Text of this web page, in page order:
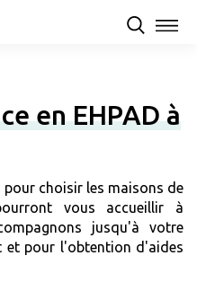
en EHPAD à
choisir les maisons de
vous accueillir à
jusqu'à votre
et pour l'obtention d'aides